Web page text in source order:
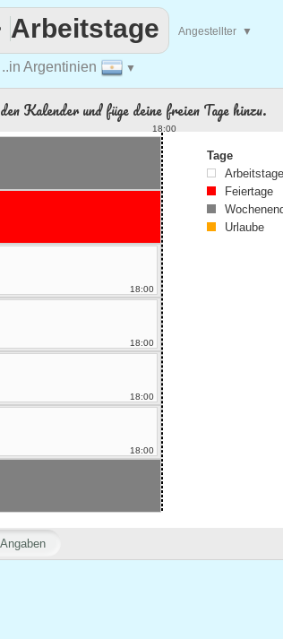
..in Argentinien ▼
Arbeitstage Angestellter ▼
Angaben
Kalender und füge deine freien Tage hinzu.
18:00
18:00
18:00
18:00
18:00
Tage
Arbeitstage
Feiertage
Urlaube